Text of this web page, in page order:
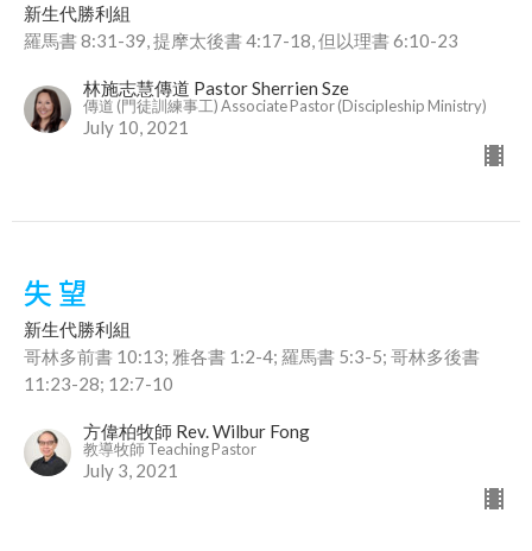
新生代勝利組
羅馬書 8:31-39, 提摩太後書 4:17-18, 但以理書 6:10-23
林施志慧傳道 Pastor Sherrien Sze
傳道 (門徒訓練事工) Associate Pastor (Discipleship Ministry)
July 10, 2021
失 望
新生代勝利組
哥林多前書 10:13; 雅各書 1:2-4; 羅馬書 5:3-5; 哥林多後書
11:23-28; 12:7-10
方偉柏牧師 Rev. Wilbur Fong
教導牧師 Teaching Pastor
July 3, 2021